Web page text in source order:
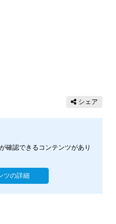
シェア
確認できるコンテンツがあり
ツの詳細